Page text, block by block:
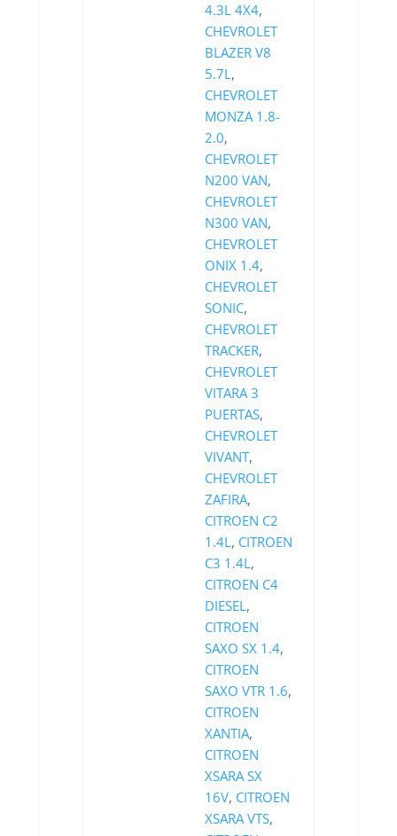
4.3L 4X4,
CHEVROLET
BLAZER V8
5.7L,
CHEVROLET
MONZA 1.8-
2.0,
CHEVROLET
N200 VAN,
CHEVROLET
N300 VAN,
CHEVROLET
ONIX 1.4,
CHEVROLET
SONIC,
CHEVROLET
TRACKER,
CHEVROLET
VITARA 3
PUERTAS,
CHEVROLET
VIVANT,
CHEVROLET
ZAFIRA,
CITROEN C2
1.4L, CITROEN
C3 1.4L,
CITROEN C4
DIESEL,
CITROEN
SAXO SX 1.4,
CITROEN
SAXO VTR 1.6,
CITROEN
XANTIA,
CITROEN
XSARA SX
16V, CITROEN
XSARA VTS,